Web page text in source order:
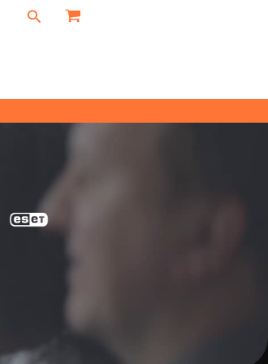
Buscar